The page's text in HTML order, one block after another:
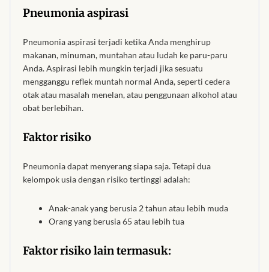
African men’s dashiki
African wedding clothes
East African Wedding
North African Wedding
Pneumonia aspirasi
Pneumonia aspirasi terjadi ketika Anda menghirup
makanan, minuman, muntahan atau ludah ke paru-paru
Anda. Aspirasi lebih mungkin terjadi jika sesuatu
mengganggu reflek muntah normal Anda, seperti cedera
otak atau masalah menelan, atau penggunaan alkohol atau
obat berlebihan.
Faktor risiko
Pneumonia dapat menyerang siapa saja. Tetapi dua
kelompok usia dengan risiko tertinggi adalah:
Anak-anak yang berusia 2 tahun atau lebih muda
Orang yang berusia 65 atau lebih tua
Faktor risiko lain termasuk: